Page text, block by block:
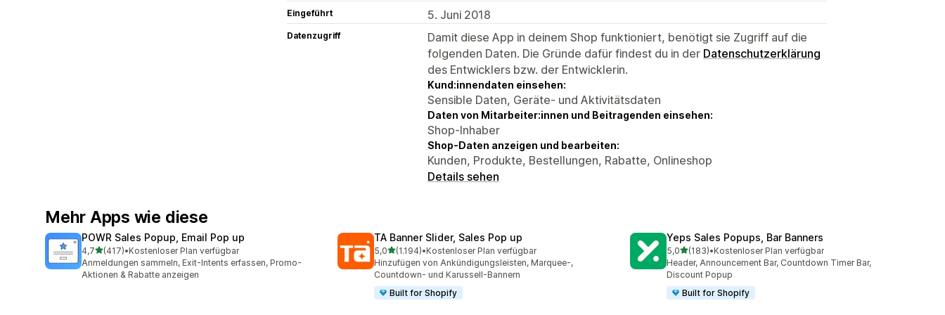
Eingeführt 5. Juni 2018
Datenzugriff
Damit diese App in deinem Shop funktioniert, benötigt sie Zugriff auf die
folgenden Daten. Die Gründe dafür findest du in der Datenschutzerklärung
des Entwicklers bzw. der Entwicklerin.
Kund:innendaten einsehen:
Sensible Daten, Geräte- und Aktivitätsdaten
Daten von Mitarbeiter:innen und Beitragenden einsehen:
Shop-Inhaber
Shop-Daten anzeigen und bearbeiten:
Kunden, Produkte, Bestellungen, Rabatte, Onlineshop
Details sehen
Mehr Apps wie diese
POWR Sales Popup, Email Pop up
4,7von 5 Sternen
(417)
417 Rezensionen insgesamt
•Kostenloser Plan verfügbar
Anmeldungen sammeln, Exit-Intents erfassen, Promo-
Aktionen & Rabatte anzeigen
TA Banner Slider, Sales Pop up
5,0von 5 Sternen
(1.194)
1194 Rezensionen insgesamt
•Kostenloser Plan verfügbar
Hinzufügen von Ankündigungsleisten, Marquee-,
Countdown- und Karussell-Bannern
Built for Shopify
Yeps Sales Popups, Bar Banners
5,0von 5 Sternen
(183)
183 Rezensionen insgesamt
•Kostenloser Plan verfügbar
Header, Announcement Bar, Countdown Timer Bar,
Discount Popup
Built for Shopify